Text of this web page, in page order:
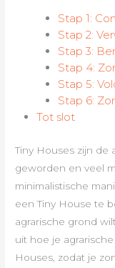
Stap 1:
Stap 2:
Stap 3:
Stap 4:
Stap 5:
Stap 6:
Tot slot
Tiny Houses zijn de
geworden en veel
minimalistische
een Tiny House te
agrarische grond
uit hoe je
Houses, zodat je